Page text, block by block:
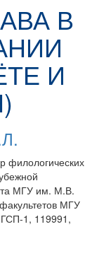
В
И
филологических
МГУ им. М.В.
МГУ
1, 119991,